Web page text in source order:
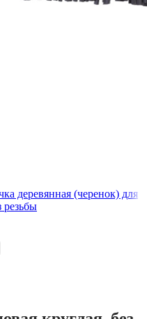
деревянная (черенок) для
резьбы